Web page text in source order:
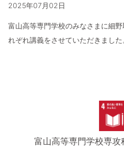
2025年07月02日
富山高等専門学校のみなさまに細
れぞれ講義をさせていただきました
富山高等専門学校専攻